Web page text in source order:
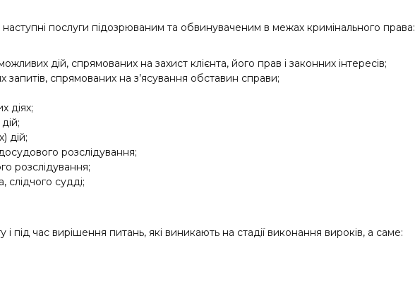
послуги підозрюваним та обвинуваченим в межах кримінального права:
дій, спрямованих на захист клієнта, його прав і законних інтересів;
запитів, спрямованих на з’ясування обставин справи;
діях;
дій;
розслідування;
розслідування;
судді;
час вирішення питань, які виникають на стадії виконання вироків, а саме: